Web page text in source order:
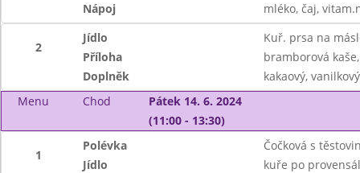
Nápoj
mléko, čaj,
2
Jídlo
Kuř. prsa na
Příloha
bramborová
Doplněk
kakaový,
Menu
Chod
Pátek 14. 6. 2024
(11:00 - 13:30)
1
Polévka
Čočková s
Jídlo
kuře po